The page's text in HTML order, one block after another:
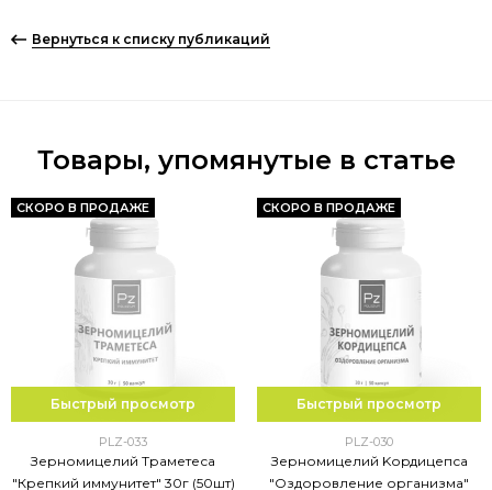
Вернуться к списку публикаций
Товары, упомянутые в статье
СКОРО В ПРОДАЖЕ
Быстрый просмотр
PLZ-033
Зерномицелий Траметеса
"Крепкий иммунитет" 30г (50шт)
СКОРО В ПРОДАЖЕ
Быстрый просмотр
PLZ-030
Зерномицелий Kоpдицепса
"Оздоровление организма"